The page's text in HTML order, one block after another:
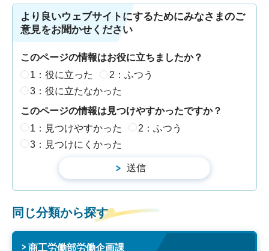
より良いウェブサイトにするためにみなさまのご
意見をお聞かせください
このページの情報はお役に立ちましたか？
1：役に立った
2：ふつう
3：役に立たなかった
このページの情報は見つけやすかったですか？
1：見つけやすかった
2：ふつう
3：見つけにくかった
同じ分類から探す
商工労働部労働企画課